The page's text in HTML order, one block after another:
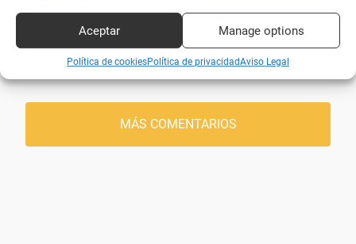
Aceptar Manage options
Política de cookiesPolítica de privacidadAviso Legal
perfección su trabajo incluso en
momentos de más afluencia, como en recreos, puede estar a
varias cosas. Muy resolutivo. Lo recomiendo 100 x 100
MÁS COMENTARIOS